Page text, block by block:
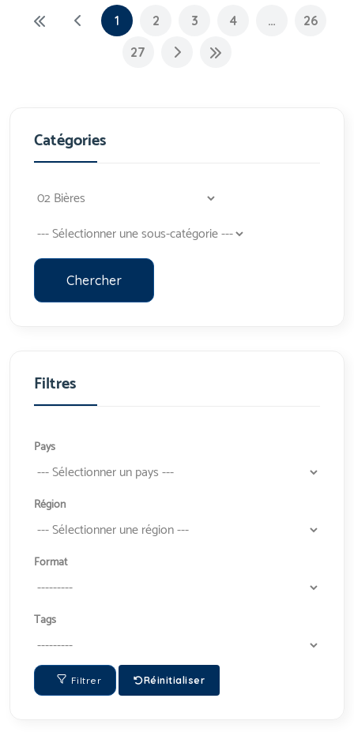
1 2 3 4 …
26
27
Catégories
Chercher
Filtres
Pays
Région
Format
Tags
Filtrer Réinitialiser